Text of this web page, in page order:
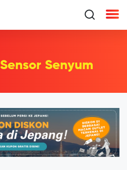
Sensor Senyum